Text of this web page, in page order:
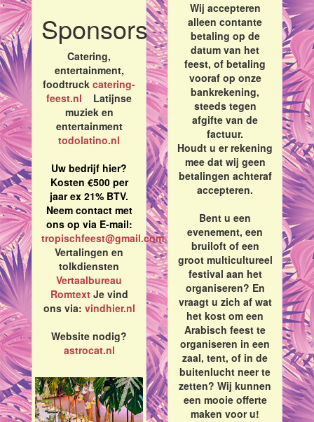
Sponsors
Catering,
entertainment,
foodtruck catering-
feest.nl Latijnse
muziek en
entertainment
todolatino.nl
Uw bedrijf hier?
Kosten €500 per
jaar ex 21% BTV.
Neem contact met
ons op via E-mail:
tropischfeest@gmail.com
Vertalingen en
tolkdiensten
Vertaalbureau
RomtextJe vind
ons via: vindhier.nl
Website nodig?
astrocat.nl
Wij accepteren
alleen contante
betaling op de
datum van het
feest, of betaling
vooraf op onze
bankrekening,
steeds tegen
afgifte van de
factuur.
Houdt u er rekening
mee dat wij geen
betalingen achteraf
accepteren.
Bent u een
evenement, een
bruiloft of een
groot multicultureel
festival aan het
organiseren? En
vraagt u zich af wat
het kost om een
Arabisch feest te
organiseren in een
zaal, tent, of in de
buitenlucht neer te
zetten? Wij kunnen
een mooie offerte
maken voor u!